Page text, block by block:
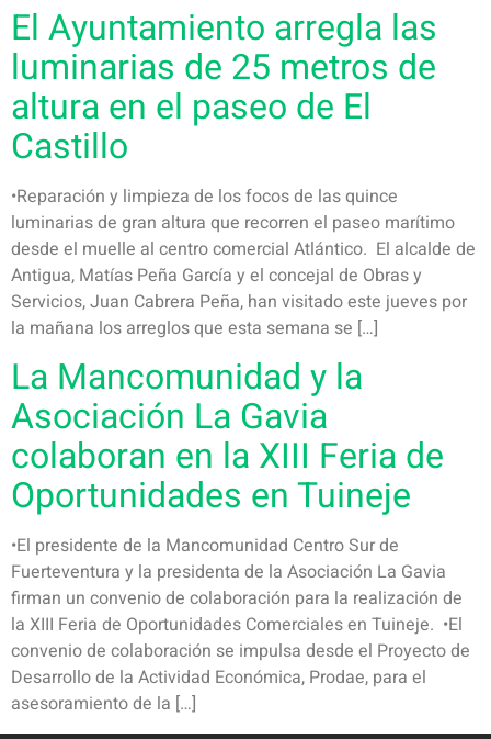
El Ayuntamiento arregla las
luminarias de 25 metros de
altura en el paseo de El
Castillo
•Reparación y limpieza de los focos de las quince
luminarias de gran altura que recorren el paseo marítimo
desde el muelle al centro comercial Atlántico. El alcalde de
Antigua, Matías Peña García y el concejal de Obras y
Servicios, Juan Cabrera Peña, han visitado este jueves por
la mañana los arreglos que esta semana se […]
La Mancomunidad y la
Asociación La Gavia
colaboran en la XIII Feria de
Oportunidades en Tuineje
•El presidente de la Mancomunidad Centro Sur de
Fuerteventura y la presidenta de la Asociación La Gavia
firman un convenio de colaboración para la realización de
la XIII Feria de Oportunidades Comerciales en Tuineje. •El
convenio de colaboración se impulsa desde el Proyecto de
Desarrollo de la Actividad Económica, Prodae, para el
asesoramiento de la […]